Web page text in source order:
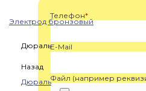
Электрод бронзовый
Дюраль
Назад
Дюраль
Телефон*
E-Mail
Файл (например